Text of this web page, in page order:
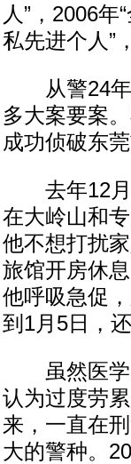
人”，2006年
私先进个人”
从警24年
多大案要案
成功侦破东
去年12月
在大岭山和
他不想打扰
旅馆开房休
他呼吸急促
到1月5日，
虽然医学
认为过度劳
来，一直在
大的警种。